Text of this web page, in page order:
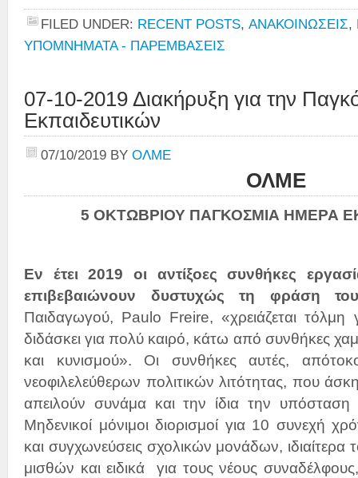
FILED UNDER: RECENT POSTS, ΑΝΑΚΟΙΝΩΣΕΙΣ,
ΥΠΟΜΝΗΜΑΤΑ - ΠΑΡΕΜΒΑΣΕΙΣ
07-10-2019 Διακήρυξη για την
Εκπαιδευτικών
07/10/2019 BY ΟΛΜΕ
ΟΛΜΕ
5 ΟΚΤΩΒΡΙΟΥ ΠΑΓΚΟΣΜΙΑ ΗΜΕΡΑ
Εν έτει 2019 οι αντίξοες συνθήκες
επιβεβαιώνουν δυστυχώς τη φράση
Παιδαγωγού, Paulo Freire, «χρειάζεται τόλμη
διδάσκει για πολύ καιρό, κάτω από συνθήκες
και κυνισμού». Οι συνθήκες αυτές,
νεοφιλελεύθερων πολιτικών λιτότητας, που
απειλούν συνάμα και την ίδια την υπόσταση
Μηδενικοί μόνιμοι διορισμοί για 10 συνεχή
και συγχωνεύσεις σχολικών μονάδων, ιδιαίτερα
μισθών και ειδικά για τους νέους